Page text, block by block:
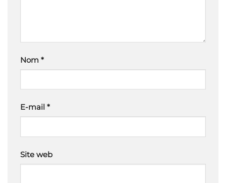
Nom *
E-mail *
Site web